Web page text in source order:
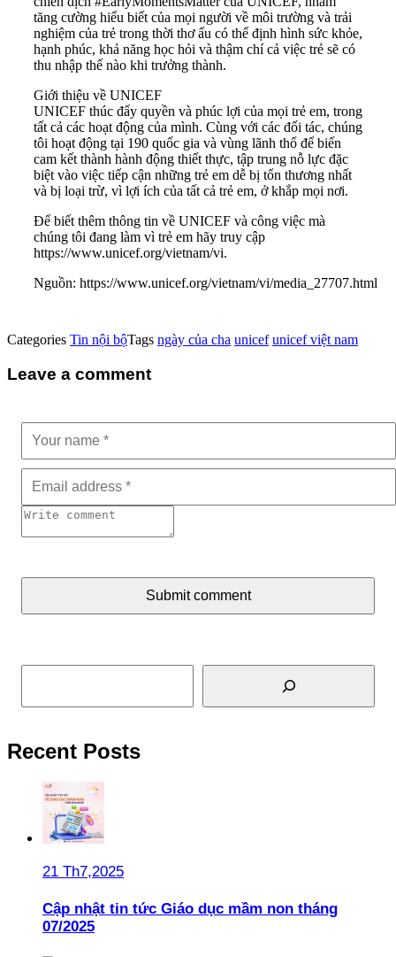
tăng cường hiểu biết của mọi người về môi trường và trải
nghiệm của trẻ trong thời thơ ấu có thể định hình sức khỏe,
hạnh phúc, khả năng học hỏi và thậm chí cả việc trẻ sẽ có
thu nhập thế nào khi trưởng thành.
Giới thiệu về UNICEF
UNICEF thúc đẩy quyền và phúc lợi của mọi trẻ em, trong
tất cả các hoạt động của mình. Cùng với các đối tác, chúng
tôi hoạt động tại 190 quốc gia và vùng lãnh thổ để biến
cam kết thành hành động thiết thực, tập trung nỗ lực đặc
biệt vào việc tiếp cận những trẻ em dễ bị tổn thương nhất
và bị loại trừ, vì lợi ích của tất cả trẻ em, ở khắp mọi nơi.
Để biết thêm thông tin về UNICEF và công việc mà
chúng tôi đang làm vì trẻ em hãy truy cập
https://www.unicef.org/vietnam/vi.
Nguồn: https://www.unicef.org/vietnam/vi/media_27707.html
Categories Tin nội bộTags ngày của cha unicef unicef việt nam
Leave a comment
Submit comment
Tìm kiếm
Recent Posts
21 Th7,2025
Cập nhật tin tức Giáo dục mầm non tháng
07/2025